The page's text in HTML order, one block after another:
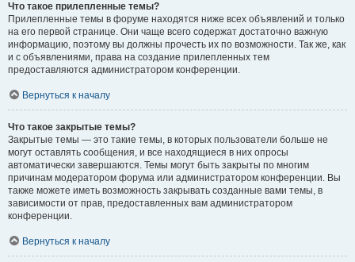
Что такое прилепленные темы?
Прилепленные темы в форуме находятся ниже всех объявлений и только
на его первой странице. Они чаще всего содержат достаточно важную
информацию, поэтому вы должны прочесть их по возможности. Так же, как
и с объявлениями, права на создание прилепленных тем
предоставляются администратором конференции.
Вернуться к началу
Что такое закрытые темы?
Закрытые темы — это такие темы, в которых пользователи больше не
могут оставлять сообщения, и все находящиеся в них опросы
автоматически завершаются. Темы могут быть закрыты по многим
причинам модератором форума или администратором конференции. Вы
также можете иметь возможность закрывать созданные вами темы, в
зависимости от прав, предоставленных вам администратором
конференции.
Вернуться к началу